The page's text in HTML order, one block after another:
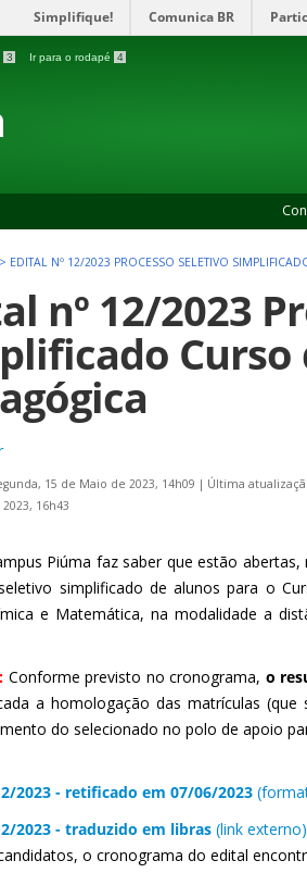
Simplifique! Comunica BR
3 Ir para o rodapé 4
> EDITAL Nº 12/2023 PROCESSO SELETIVO
nº 12/2023
15 de Maio de 2023, 14h09 | Última
16h43
Piúma faz saber que estão
simplificado de alunos para o
e Matemática, na modalidade a
Conforme previsto no cronograma, o
a homologação das matrículas
do selecionado no polo de apoio
2023 - retificado em 07/06/2023
2023 - traduzido em libras (link externo)
o cronograma do edital